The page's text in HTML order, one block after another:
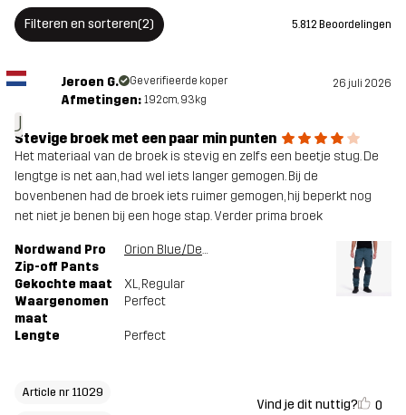
Ontworpen
ALLROUND
Artikelnummer
Versies Nieuwste versie
Bekijk de versiegeschiedenishier
Filteren en sorteren(2) 5.812 Beoordelingen
J
Jeroen G. Geverifieerde koper 26 juli 2026
Afmetingen: 192cm, 93kg
Stevige broek met een paar min punten
Het materiaal van de broek is stevig en zelfs een beetje stug. De
lengtge is net aan, had wel iets langer gemogen. Bij de
bovenbenen had de broek iets ruimer gemogen, hij beperkt nog
net niet je benen bij een hoge stap. Verder prima broek
Nordwand Pro
Zip-off Pants
Orion Blue/Deep Navy
Gekochte maat XL, Regular
Waargenomen
maat
Perfect
Lengte Perfect
Article nr 11029
Vind je dit nuttig? 0